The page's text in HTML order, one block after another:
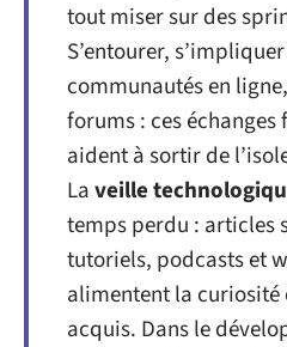
tout miser sur des
S’entourer,
communautés en
forums : ces
aident à sortir de
Laveille
temps perdu : articles
tutoriels, podcasts et
alimentent la curiosité
acquis. Dans le